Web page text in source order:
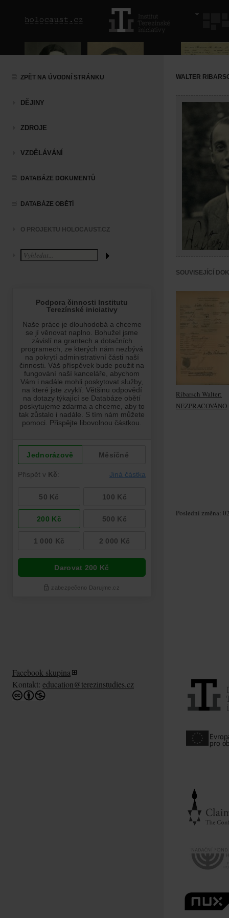
ZPĚT NA ÚVODNÍ STRÁNKU
DĚJINY
ZDROJE
VZDĚLÁVÁNÍ
DATABÁZE DOKUMENTŮ
DATABÁZE OBĚTÍ
O PROJEKTU HOLOCAUST.CZ
WALTER
SOUVISEJÍCÍ
Ribarsch Walter:
NEZPRACOVÁNO
Poslední změna:
Facebook skupina
Kontakt: education@terezinstudies.cz